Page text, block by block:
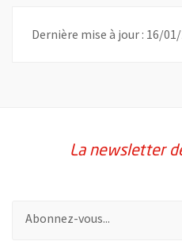
Dernière mise à jour : 16/
La newsletter